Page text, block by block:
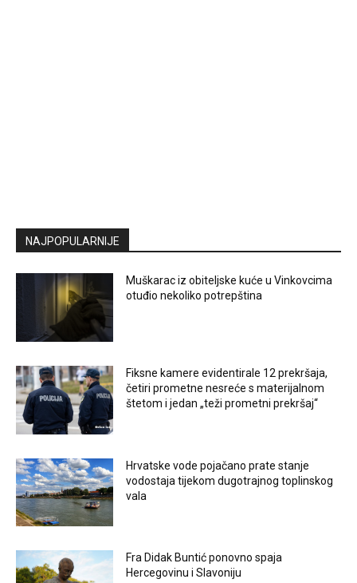
NAJPOPULARNIJE
Muškarac iz obiteljske kuće u Vinkovcima
otuđio nekoliko potrepština
Fiksne kamere evidentirale 12 prekršaja,
četiri prometne nesreće s materijalnom
štetom i jedan „teži prometni prekršaj“
Hrvatske vode pojačano prate stanje
vodostaja tijekom dugotrajnog toplinskog
vala
Fra Didak Buntić ponovno spaja
Hercegovinu i Slavoniju